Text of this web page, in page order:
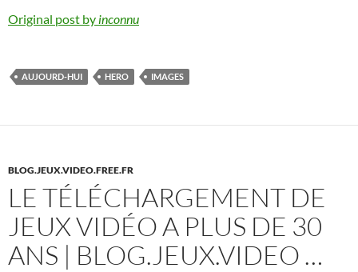
Original post by inconnu
AUJOURD-HUI HERO IMAGES
BLOG.JEUX.VIDEO.FREE.FR
LE TÉLÉCHARGEMENT DE
JEUX VIDÉO A PLUS DE 30
ANS | BLOG.JEUX.VIDEO …